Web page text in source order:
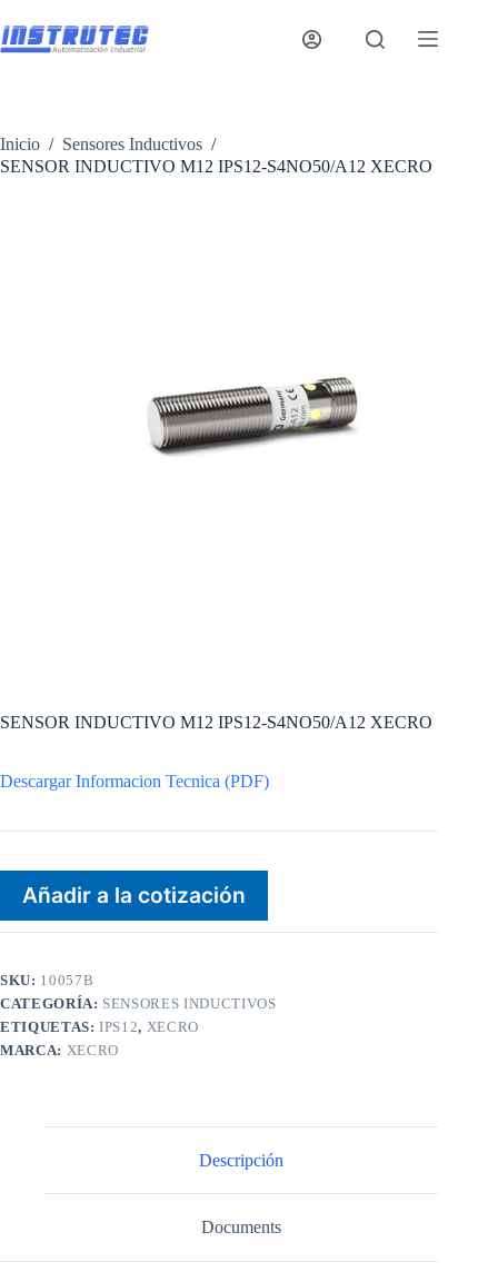
al
contenido
Inicio / Sensores Inductivos /
SENSOR INDUCTIVO M12 IPS12-S4NO50/A12 XECRO
SENSOR INDUCTIVO M12 IPS12-S4NO50/A12 XECRO
Descargar Informacion Tecnica (PDF)
Añadir a la cotización
SKU: 10057B
CATEGORÍA: SENSORES INDUCTIVOS
ETIQUETAS:IPS12, XECRO
MARCA: XECRO
Descripción
Documents